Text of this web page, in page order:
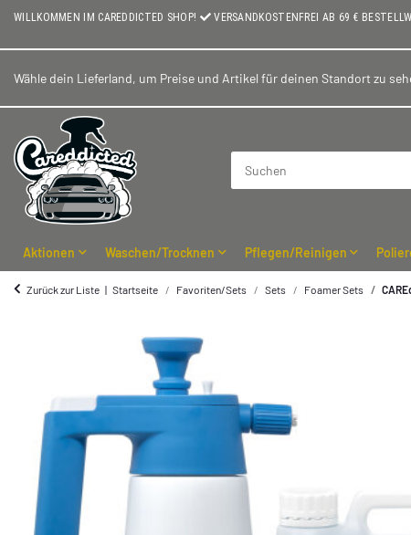
WILLKOMMEN IM CAREDDICTED SHOP! VERSANDKOSTENFREI AB 69 €
Wähle dein Lieferland, um Preise und Artikel für deinen Standort zu
Aktionen Waschen/Trocknen Pflegen/Reinigen
Zurück zur Liste Startseite Favoriten/Sets Sets Foamer Sets